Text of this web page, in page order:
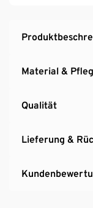
Material &
Qualität
Lieferung &